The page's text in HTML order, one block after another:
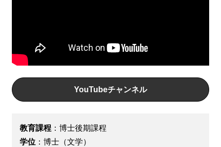
YouTubeチャンネル
教育課程 ：博士後期課程
学位 ：博士（文学）